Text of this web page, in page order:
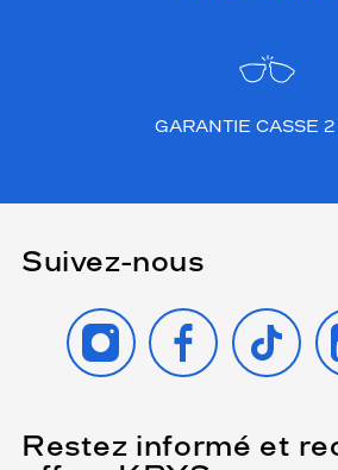
GARANTIE CASSE
Suivez-nous
INSTAGRAMFACEBOOK
TIKTOK
Restez informé et
(Ce
champ